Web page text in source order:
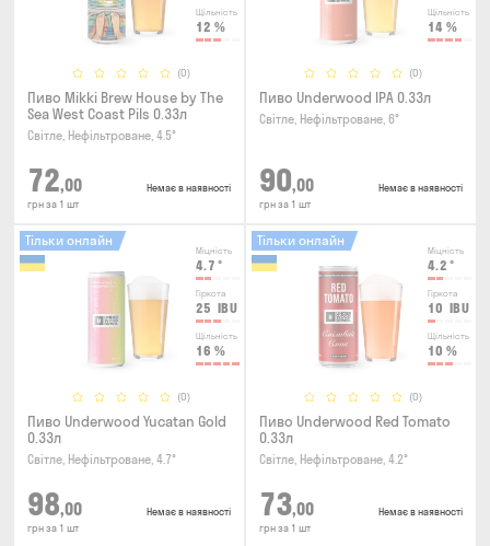
Щільність
12 %
(0)
Пиво Mikki Brew House by The
Sea West Coast Pils 0.33л
Світле, Нефільтроване, 4.5°
72,00
грн за 1 шт
Немає в наявності
Щільність
14 %
(0)
Пиво Underwood IPA 0.33л
Світле, Нефільтроване, 6°
90,00
грн за 1 шт
Немає в наявності
Міцність
4.7 °
Гіркота
25 IBU
Щільність
16 %
(0)
Тільки онлайн
Пиво Underwood Yucatan Gold
0.33л
Світле, Нефільтроване, 4.7°
98,00
грн за 1 шт
Немає в наявності
Міцність
4.2 °
Гіркота
10 IBU
Щільність
10 %
(0)
Тільки онлайн
Пиво Underwood Red Tomato
0.33л
Світле, Нефільтроване, 4.2°
73,00
грн за 1 шт
Немає в наявності